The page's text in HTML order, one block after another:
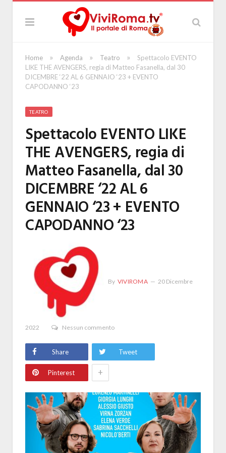
Home » Agenda » Teatro »
Spettacolo EVENTO
LIKE THE AVENGERS, regia di Matteo Fasanella, dal 30
DICEMBRE ‘22 AL 6 GENNAIO ‘23 + EVENTO
CAPODANNO ‘23
TEATRO
Spettacolo EVENTO LIKE
THE AVENGERS, regia di
Matteo Fasanella, dal 30
DICEMBRE ‘22 AL 6
GENNAIO ‘23 + EVENTO
CAPODANNO ‘23
By VIVIROMA 20 Dicembre
2022 Nessun commento
Share Tweet
Pinterest +